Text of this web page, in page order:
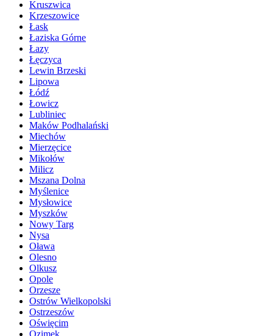
Kruszwica
Krzeszowice
Łask
Łaziska Górne
Łazy
Łęczyca
Lewin Brzeski
Lipowa
Łódź
Łowicz
Lubliniec
Maków Podhalański
Miechów
Mierzęcice
Mikołów
Milicz
Mszana Dolna
Myślenice
Mysłowice
Myszków
Nowy Targ
Nysa
Oława
Olesno
Olkusz
Opole
Orzesze
Ostrów Wielkopolski
Ostrzeszów
Oświęcim
Ozimek